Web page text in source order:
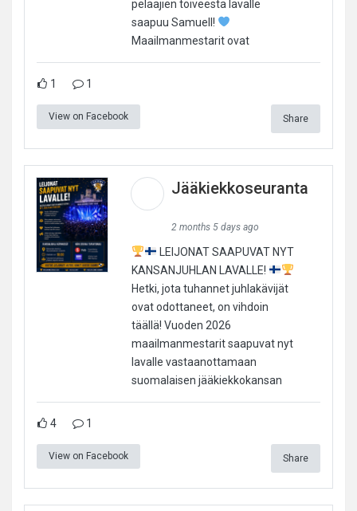
pelaajien toiveesta lavalle
saapuu Samuell!
Maailmanmestarit ovat
1 1
View on Facebook Share
Jääkiekkoseuranta
2 months 5 days ago
LEIJONAT SAAPUVAT NYT
KANSANJUHLAN LAVALLE!
Hetki, jota tuhannet juhlakävijät
ovat odottaneet, on vihdoin
täällä! Vuoden 2026
maailmanmestarit saapuvat nyt
lavalle vastaanottamaan
suomalaisen jääkiekkokansan
4 1
View on Facebook Share